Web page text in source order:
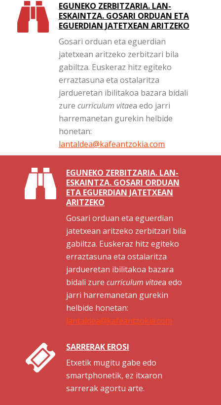
EGUNEKO ZERBITZARIA. LAN-
ESKAINTZA. GOSARI ORDUAN ETA
EGUERDIAN JATETXEAN ARITZEKO
Gosari orduan eta eguerdian
jatetxean aritzeko zerbitzari bila
gabiltza. Euskeraz hitz egiteko
erraztasuna eta ostalaritza
jardueretan ibilitakoa bazara bidali
zure curriculum vitaea edo jarri
harremanetan gurekin helbide
honetan:
lantaldea@kafeantzokia.com
EGUNEKO ZERBITZARIA. LAN-
ESKAINTZA. GOSARI ORDUAN
ETA EGUERDIAN JATETXEAN
ARITZEKO
Gosari orduan eta eguerdian
jatetxean aritzeko zerbitzari bila
gabiltza. Euskeraz hitz egiteko
erraztasuna eta ostalaritza
jardueretan ibilitakoa bazara
bidali zure curriculum vitaea edo
jarri harremanetan gurekin
helbide honetan:
lantaldea@kafeantzokia.com
SARRERAK EROSI
Etxetik mugitu gabe edo
smartphonetik, ez itxaron
sarrerak agortu arte.